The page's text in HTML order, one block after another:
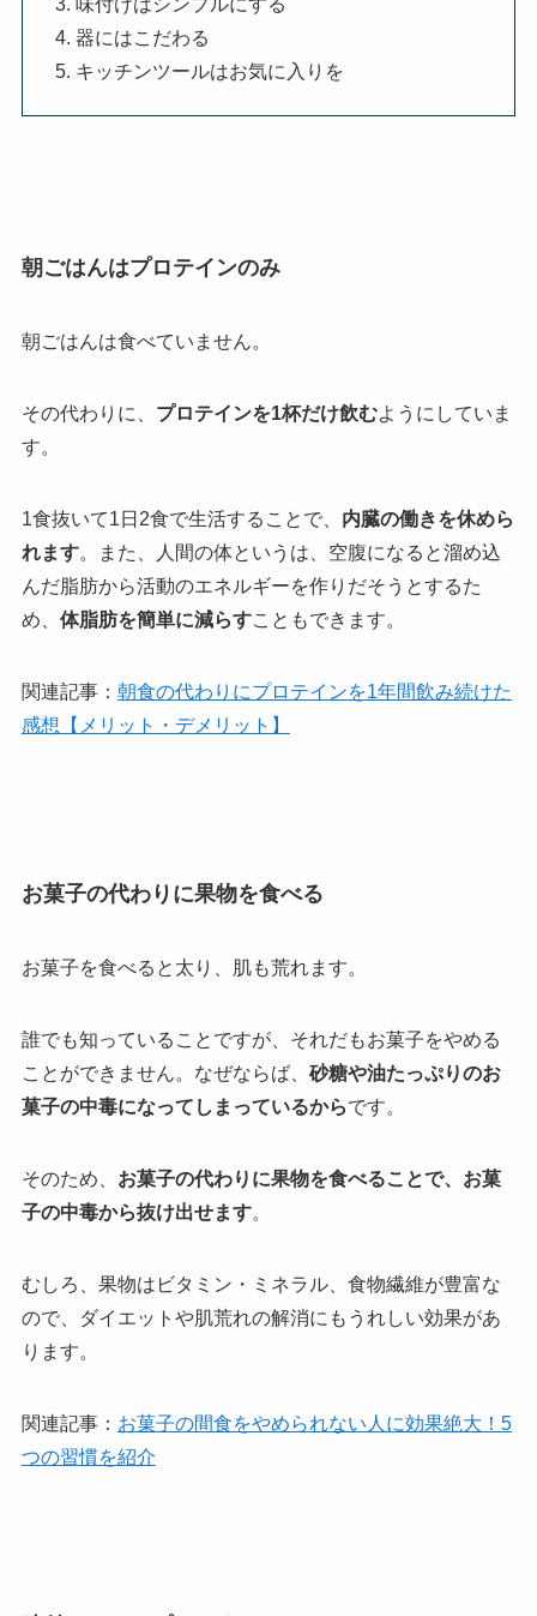
器にはこだわる
キッチンツールはお気に入りを
朝ごはんはプロテインのみ
朝ごはんは食べていません。
その代わりに、 プロテインを1杯だけ飲むようにしていま
す。
1食抜いて1日2食で生活することで、 内臓の働きを休めら
れます。また、人間の体というは、空腹になると溜め込
んだ脂肪から活動のエネルギーを作りだそうとするた
め、 体脂肪を簡単に減らすこともできます。
関連記事： 朝食の代わりにプロテインを1年間飲み続けた
感想【メリット・デメリット】
お菓子の代わりに果物を食べる
お菓子を食べると太り、肌も荒れます。
誰でも知っていることですが、それだもお菓子をやめる
ことができません。なぜならば、 砂糖や油たっぷりのお
菓子の中毒になってしまっているからです。
そのため、 お菓子の代わりに果物を食べることで、お菓
子の中毒から抜け出せます。
むしろ、果物はビタミン・ミネラル、食物繊維が豊富な
ので、ダイエットや肌荒れの解消にもうれしい効果があ
ります。
関連記事： お菓子の間食をやめられない人に効果絶大！5
つの習慣を紹介